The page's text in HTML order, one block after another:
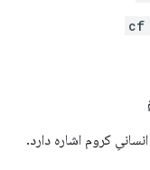
cf
کروم اشاره دارد.